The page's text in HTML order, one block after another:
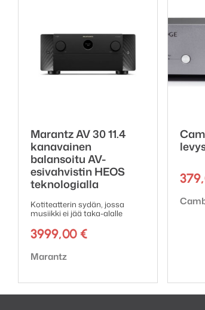
Marantz AV 30 11.4
kanavainen
balansoitu AV-
esivahvistin HEOS
teknologialla
Kotiteatterin sydän, jossa
musiikki ei jää taka-alalle
3999,00 €
Tuotemerkki:
Marantz